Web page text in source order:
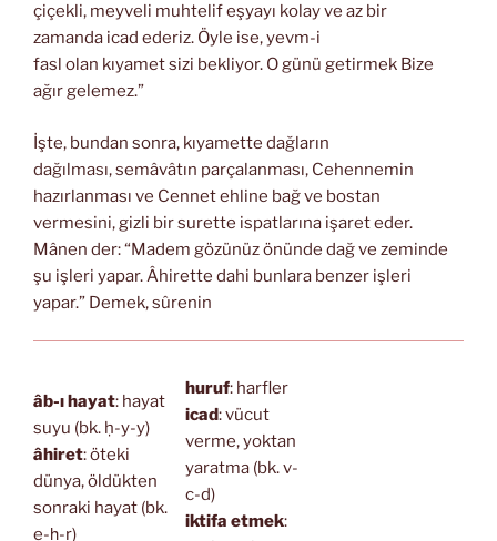
çiçekli, meyveli muhtelif eşyayı kolay ve az bir
zamanda icad ederiz. Öyle ise, yevm-i
fasl olan kıyamet sizi bekliyor. O günü getirmek Bize
ağır gelemez.”
İşte, bundan sonra, kıyamette dağların
dağılması, semâvâtın parçalanması, Cehennemin
hazırlanması ve Cennet ehline bağ ve bostan
vermesini, gizli bir surette ispatlarına işaret eder.
Mânen der: “Madem gözünüz önünde dağ ve zeminde
şu işleri yapar. Âhirette dahi bunlara benzer işleri
yapar.” Demek, sûrenin
âb-ı hayat: hayat
suyu (bk. ḥ-y-y)
âhiret: öteki
dünya, öldükten
sonraki hayat (bk.
e-ḫ-r)
huruf: harfler
icad: vücut
verme, yoktan
yaratma (bk. v-
c-d)
iktifa etmek: